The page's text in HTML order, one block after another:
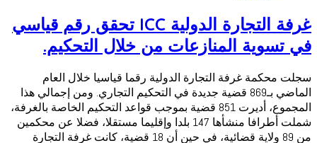
غرفة التجارة الدولية ICC تحقق رقم قياسي
في تسوية المنازعات من خلال التحكيم.
سجلت محكمة غرفة التجارة الدولية رقما قياسيا خلال العام
الماضي بـ869 قضية جديدة في التحكيم التجاري. ومن إجمالي هذا
المجموع، أديرت 851 قضية بموجب قواعد التحكيم الخاصة بالغرفة،
شملت أطرافا منشأها 147 بلدا وإقليما مستقلا، فضلا عن محكمين
من 89 ولاية قضائية، في حين أن 18 قضية، كانت غرفة التجارة